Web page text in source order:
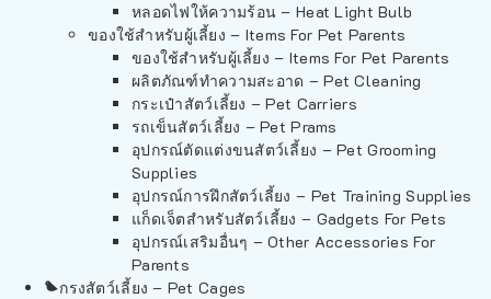
หลอดไฟให้ความร้อน – Heat Light Bulb
ของใช้สำหรับผู้เลี้ยง – Items For Pet Parents
ของใช้สำหรับผู้เลี้ยง – Items For Pet Parents
ผลิตภัณฑ์ทำความสะอาด – Pet Cleaning
กระเป๋าสัตว์เลี้ยง – Pet Carriers
รถเข็นสัตว์เลี้ยง – Pet Prams
อุปกรณ์ตัดแต่งขนสัตว์เลี้ยง – Pet Grooming
Supplies
อุปกรณ์การฝึกสัตว์เลี้ยง – Pet Training Supplies
แก็ดเจ็ตสำหรับสัตว์เลี้ยง – Gadgets For Pets
อุปกรณ์เสริมอื่นๆ – Other Accessories For
Parents
กรงสัตว์เลี้ยง – Pet Cages